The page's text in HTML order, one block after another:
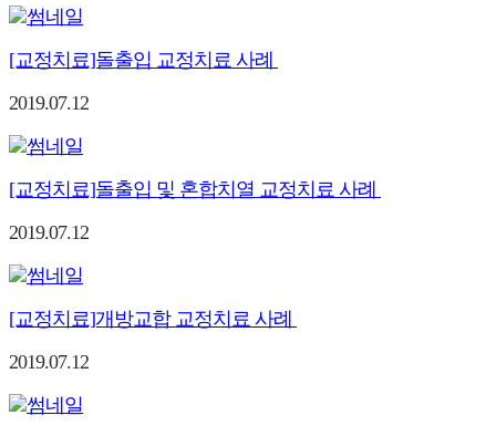
[교정치료]돌출입 교정치료 사례
2019.07.12
[교정치료]돌출입 및 혼합치열 교정치료 사례
2019.07.12
[교정치료]개방교합 교정치료 사례
2019.07.12